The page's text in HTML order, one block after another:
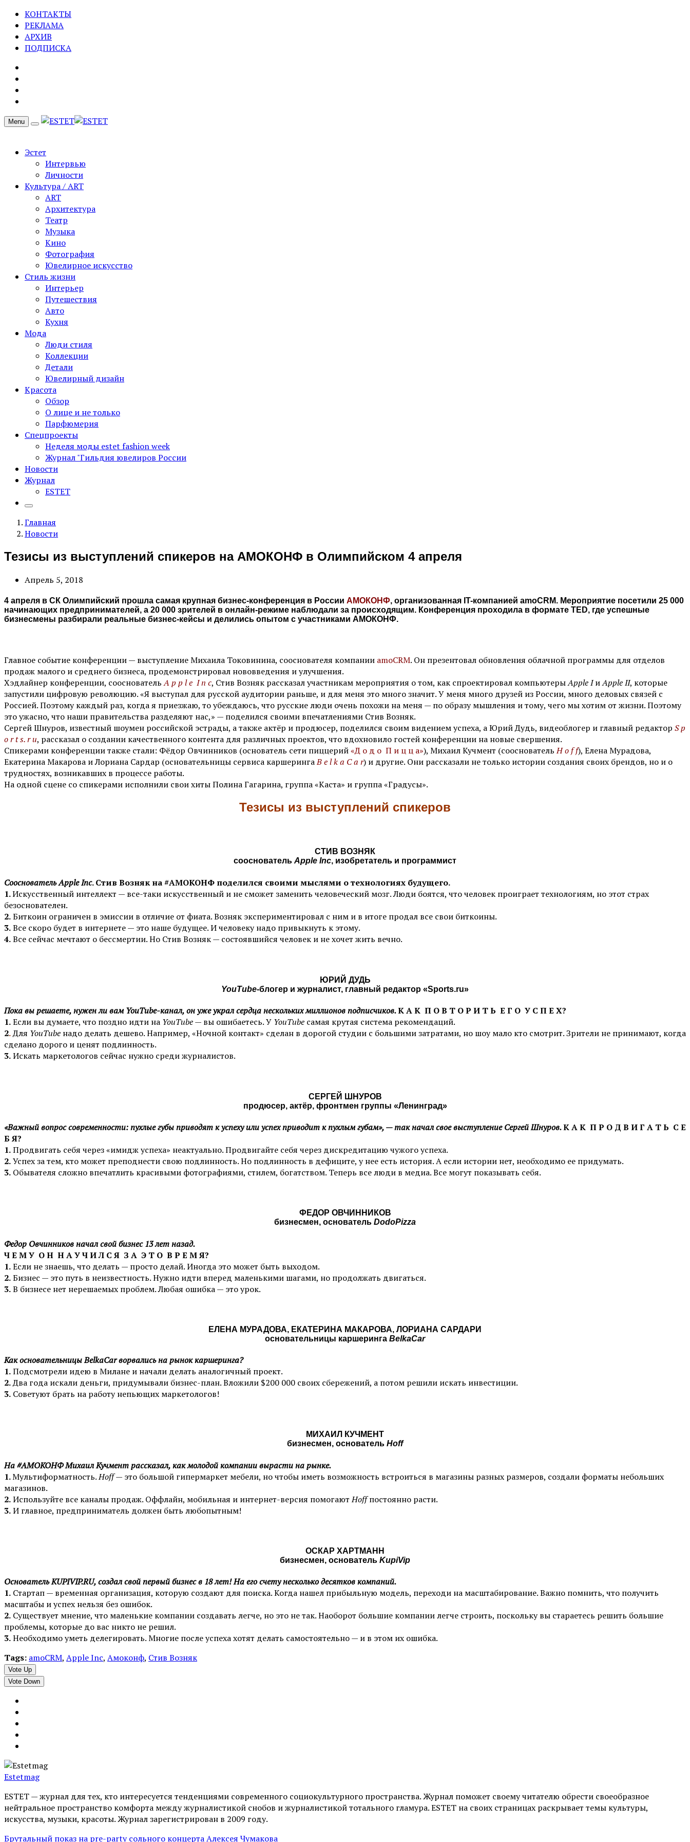
КОНТАКТЫ
РЕКЛАМА
АРХИВ
ПОДПИСКА
Menu
Эстет
Интервью
Личности
Культура / ART
ART
Архитектура
Театр
Музыка
Кино
Фотография
Ювелирное искусство
Стиль жизни
Интерьер
Путешествия
Авто
Кухня
Мода
Люди стиля
Коллекции
Детали
Ювелирный дизайн
Красота
Обзор
О лице и не только
Парфюмерия
Спецпроекты
Неделя моды estet fashion week
Журнал "Гильдия ювелиров России
Новости
Журнал
ESTET
Главная
Новости
Тезисы из выступлений спикеров на АМОКОНФ в Олимпийском 4 апреля
Апрель 5, 2018
4 апреля в СК Олимпийский прошла самая крупная бизнес-конференция в России АМОКОНФ, организованная IT-компанией amoCRM. Мероприятие посетили 25 000
начинающих предпринимателей, а 20 000 зрителей в онлайн-режиме наблюдали за происходящим. Конференция проходила в формате TED, где успешные
бизнесмены разбирали реальные бизнес-кейсы и делились опытом с участниками АМОКОНФ.
Главное событие конференции — выступление Михаила Токовинина, сооснователя компании amoCRM. Он презентовал обновления облачной программы для отделов
продаж малого и среднего бизнеса, продемонстрировал нововведения и улучшения.
Хэдлайнер конференции, cоосновательA p p l e I n c, Стив Возняк рассказал участникам мероприятия о том, как спроектировал компьютерыApple IиApple II, которые
запустили цифровую революцию. «Я выступал для русской аудитории раньше, и для меня это много значит. У меня много друзей из России, много деловых связей с
Россией. Поэтому каждый раз, когда я приезжаю, то убеждаюсь, что русские люди очень похожи на меня — по образу мышления и тому, чего мы хотим от жизни. Поэтому
это ужасно, что наши правительства разделяют нас,» — поделился своими впечатлениями Стив Возняк.
Сергей Шнуров, известный шоумен российской эстрады, а также актёр и продюсер, поделился своим видением успеха, а Юрий Дудь, видеоблогер и главный редактор S p
o r t s. r u, рассказал о создании качественного контента для различных проектов, что вдохновило гостей конференции на новые свершения.
Спикерами конференции также стали: Фёдор Овчинников (основатель сети пиццерий«Д о д о П и ц ц а»), Михаил Кучмент (соосновательH o f f), Елена Мурадова,
Екатерина Макарова и Лориана Сардар (основательницы сервиса каршерингаB e l k a C a r) и другие. Они рассказали не только истории создания своих брендов, но и о
трудностях, возникавших в процессе работы.
На одной сцене со спикерами исполнили свои хиты Полина Гагарина, группа «Каста» и группа «Градусы».
Тезисы из выступлений спикеров
СТИВ ВОЗНЯК
соосновательApple Inc, изобретатель и программист
Сооснователь Apple Inc. Стив Возняк на #АМОКОНФ поделился своими мыслями о технологиях будущего.
1.Искусственный интеллект — все-таки искусственный и не сможет заменить человеческий мозг. Люди боятся, что человек проиграет технологиям, но этот страх
безоснователен.
2.Биткоин ограничен в эмиссии в отличие от фиата. Возняк экспериментировал с ним и в итоге продал все свои биткоины.
3.Все скоро будет в интернете — это наше будущее. И человеку надо привыкнуть к этому.
4.Все сейчас мечтают о бессмертии. Но Стив Возняк — состоявшийся человек и не хочет жить вечно.
ЮРИЙ ДУДЬ
YouTube-блогер и журналист, главный редактор «Sports.ru»
Пока вы решаете, нужен ли вам YouTube-канал, он уже украл сердца нескольких миллионов подписчиков.К А К П О В Т О Р И Т Ь Е Г О У С П Е Х?
1.Если вы думаете, что поздно идти на YouTube— вы ошибаетесь. У YouTube самая крутая система рекомендаций.
2.Для YouTube надо делать дешево. Например, «Ночной контакт» сделан в дорогой студии с большими затратами, но шоу мало кто смотрит. Зрители не принимают, когда
сделано дорого и ценят подлинность.
3.Искать маркетологов сейчас нужно среди журналистов.
СЕРГЕЙ ШНУРОВ
продюсер, актёр, фронтмен группы «Ленинград»
«Важный вопрос современности: пухлые губы приводят к успеху или успех приводит к пухлым губам», — так начал свое выступление Сергей Шнуров.К А К П Р О Д В И Г А Т Ь С Е
Б Я?
1.Продвигать себя через «имидж успеха» неактуально. Продвигайте себя через дискредитацию чужого успеха.
2.Успех за тем, кто может преподнести свою подлинность. Но подлинность в дефиците, у нее есть история. А если истории нет, необходимо ее придумать.
3. Обывателя сложно впечатлить красивыми фотографиями, стилем, богатством. Теперь все люди в медиа. Все могут показывать себя.
ФЕДОР ОВЧИННИКОВ
бизнесмен, основатель DodoPizza
Федор Овчинников начал свой бизнес 13 лет назад.
Ч Е М У О Н Н А У Ч И Л С Я З А Э Т О В Р Е М Я?
1.Если не знаешь, что делать — просто делай. Иногда это может быть выходом.
2.Бизнес — это путь в неизвестность. Нужно идти вперед маленькими шагами, но продолжать двигаться.
3.В бизнесе нет нерешаемых проблем. Любая ошибка — это урок.
ЕЛЕНА МУРАДОВА, ЕКАТЕРИНА МАКАРОВА, ЛОРИАНА САРДАРИ
основательницы каршеринга BelkaCar
Как основательницы BelkaCar ворвались на рынок каршеринга?
1.Подсмотрели идею в Милане и начали делать аналогичный проект.
2.Два года искали деньги, придумывали бизнес-план. Вложили $200 000 своих сбережений, а потом решили искать инвестиции.
3. Советуют брать на работу непьющих маркетологов!
МИХАИЛ КУЧМЕНТ
бизнесмен, основатель Hoff
На #АМОКОНФ Михаил Кучмент рассказал, как молодой компании вырасти на рынке.
1.Мультиформатность.Hoff— это большой гипермаркет мебели, но чтобы иметь возможность встроиться в магазины разных размеров, создали форматы небольших
магазинов.
2.Используйте все каналы продаж. Оффлайн, мобильная и интернет-версия помогаютHoffпостоянно расти.
3.И главное, предприниматель должен быть любопытным!
ОСКАР ХАРТМАНН
бизнесмен, основатель KupiVip
Основатель KUPIVIP.RU, создал свой первый бизнес в 18 лет! На его счету несколько десятков компаний.
1. Стартап — временная организация, которую создают для поиска. Когда нашел прибыльную модель, переходи на масштабирование. Важно помнить, что получить
масштабы и успех нельзя без ошибок.
2. Существует мнение, что маленькие компании создавать легче, но это не так. Наоборот большие компании легче строить, поскольку вы стараетесь решить большие
проблемы, которые до вас никто не решил.
3.Необходимо уметь делегировать. Многие после успеха хотят делать самостоятельно — и в этом их ошибка.
Tags: amoCRM, Apple Inc, Амоконф, Стив Возняк
Vote Up
Vote Down
Estetmag
ESTET — журнал для тех, кто интересуeтся тенденциями современного социокультурного пространства. Журнал поможет своему читателю обрести своеобразное
нейтральное пространство комфорта между журналистикой снобов и журналистикой тотального гламура. ESTET на своих страницах раскрывает темы культуры,
искусства, музыки, красоты. Журнал зарегистрирован в 2009 году.
Брутальный показ на pre-party сольного концерта Алексея Чумакова